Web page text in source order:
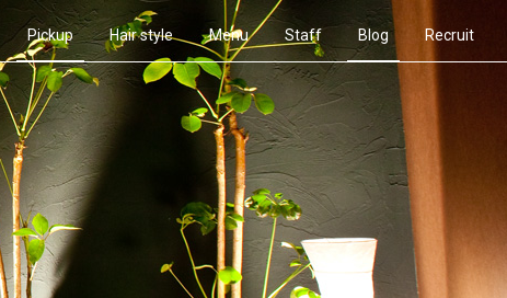
Pickup Hair style Menu Staff Blog Recruit